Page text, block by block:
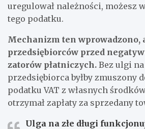
uregulował należności, możesz
tego podatku.
Mechanizm ten wprowadzono,
przedsiębiorców przed
zatorów płatniczych. Bez ulgi na
przedsiębiorca byłby zmuszony
podatku VAT z własnych
otrzymał zapłaty za sprzedany
Ulga na złe długi